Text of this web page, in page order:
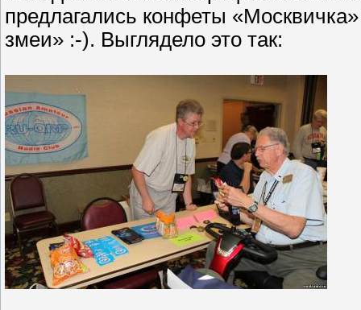
предлагались конфеты
змеи» :-). Выглядело это так: